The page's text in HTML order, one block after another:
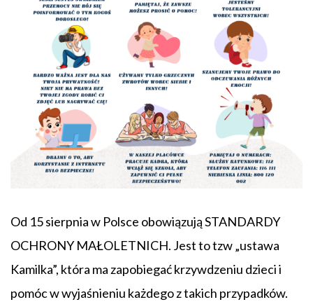
Od 15 sierpnia w Polsce obowiązują STANDARDY
OCHRONY MAŁOLETNICH. Jest to tzw „ustawa
Kamilka”, która ma zapobiegać krzywdzeniu dzieci i
pomóc w wyjaśnieniu każdego z takich przypadków.